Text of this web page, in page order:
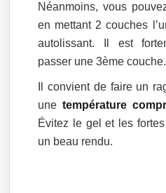
Néanmoins, vous
en mettant 2 couches
autolissant. Il est
passer une 3ème couche.
Il convient de faire un
unetempérature
Évitez le gel et les
un beau rendu.